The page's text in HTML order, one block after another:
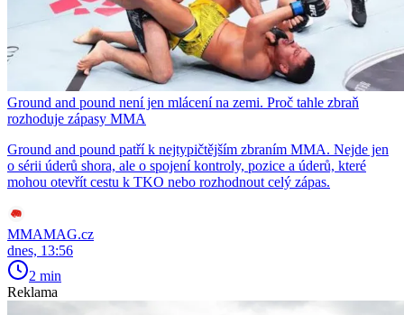
Ground and pound není jen mlácení na zemi. Proč tahle zbraň
rozhoduje zápasy MMA
Ground and pound patří k nejtypičtějším zbraním MMA. Nejde jen
o sérii úderů shora, ale o spojení kontroly, pozice a úderů, které
mohou otevřít cestu k TKO nebo rozhodnout celý zápas.
MMAMAG.cz
dnes, 13:56
2 min
Reklama